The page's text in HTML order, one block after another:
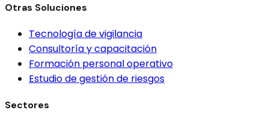
Otras Soluciones
Tecnología de vigilancia
Consultoría y capacitación
Formación personal operativo
Estudio de gestión de riesgos
Sectores